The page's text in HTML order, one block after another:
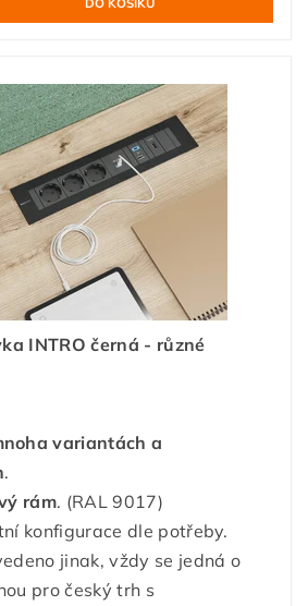
INTRO černá - různé
variantách a
.
rám. (RAL 9017)
konfigurace dle potřeby.
jinak, vždy se jedná o
pro český trh s